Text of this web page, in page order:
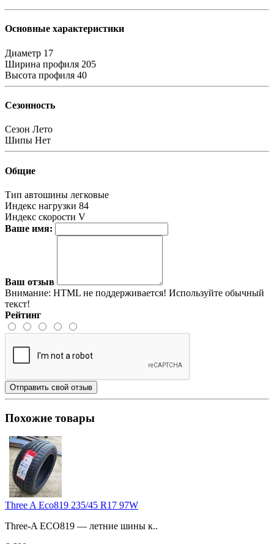
Основные характеристики
Диаметр 17
Ширина профиля 205
Высота профиля 40
Сезонность
Сезон Лето
Шипы Нет
Общие
Тип автошины легковые
Индекс нагрузки 84
Индекс скорости V
Ваше имя:
Ваш отзыв
Внимание: HTML не поддерживается! Используйте обычный
текст!
Рейтинг
Отправить свой отзыв
Похожие товары
Three A Eco819 235/45 R17 97W
Three-A ECO819 — летние шины к..